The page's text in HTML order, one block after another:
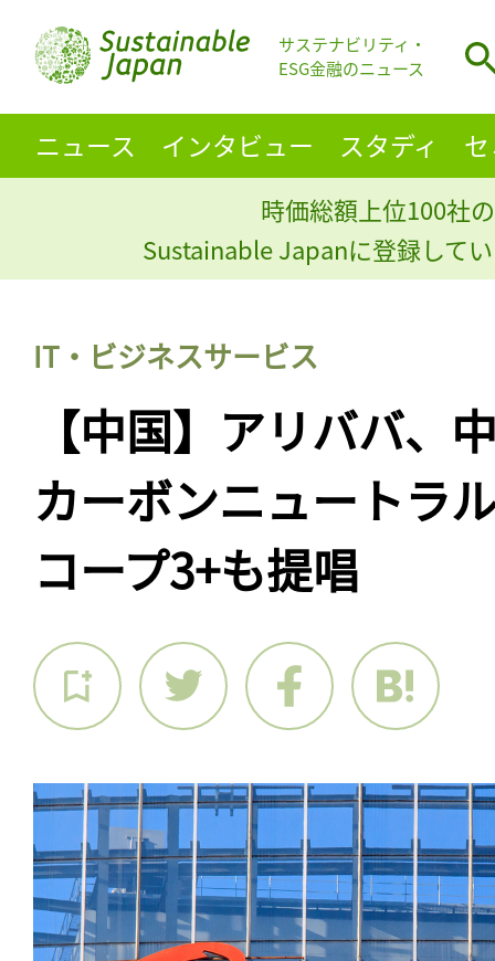
サステナビリティ・
ESG金融のニュース
ニュース インタビュー スタディ
時価総額上位100社
Sustainable Japanに登録して
IT・ビジネスサービス
【中国】アリババ、
カーボンニュートラ
コープ3+も提唱